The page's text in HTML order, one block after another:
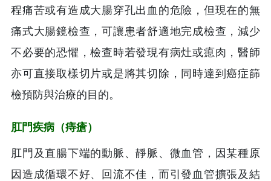
程痛苦或有造成大腸穿孔出血的危險，但現在的無
痛式大腸鏡檢查，可讓患者舒適地完成檢查，減少
不必要的恐懼，檢查時若發現有病灶或瘜肉，醫師
亦可直接取樣切片或是將其切除，同時達到癌症篩
檢預防與治療的目的。
肛門疾病（痔瘡）
肛門及直腸下端的動脈、靜脈、微血管，因某種原
因造成循環不好、回流不佳，而引發血管擴張及結